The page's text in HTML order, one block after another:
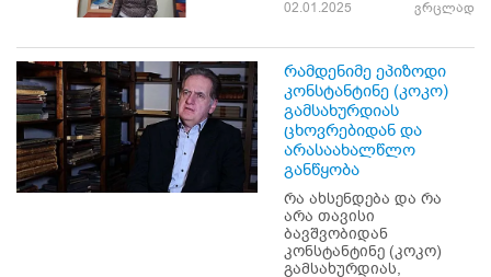
02.01.2025 ვრცლად
რამდენიმე ეპიზოდი
კონსტანტინე (კოკო)
გამსახურდიას
ცხოვრებიდან და
არასაახალწლო
განწყობა
რა ახსენდება და რა
არა თავისი
ბავშვობიდან
კონსტანტინე (კოკო)
გამსახურდიას,